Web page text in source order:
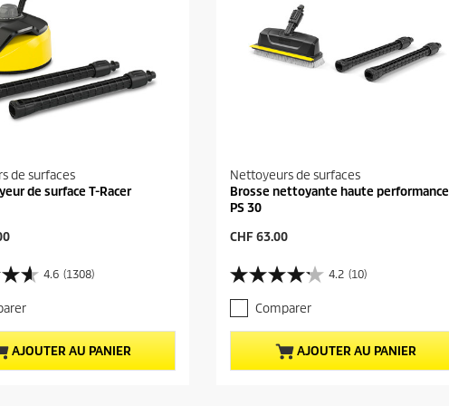
de surfaces
de surface T-Racer
4.6 (1308)
AJOUTER AU PANIER
Nettoyeurs de surfaces
Brosse nettoyante haute performance
PS 30
P
i
x
a
c
t
u
e
CHF 63.00
4.2 (10)
4
.
2
s
u
r
Comparer
AJOUTER AU PANIER